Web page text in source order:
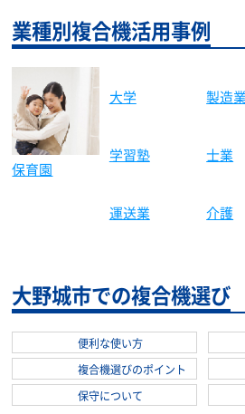
業種別複合機活用事例
保育園
製造業
学習塾
士業
大野城市での複合機選び
便利な使い方